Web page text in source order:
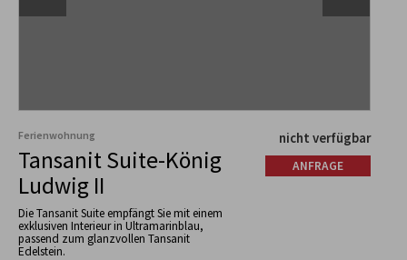
Ferienwohnung
Tansanit Suite-König
Ludwig II
Die Tansanit Suite empfängt Sie mit einem
exklusiven Interieur in Ultramarinblau,
passend zum glanzvollen Tansanit
Edelstein.
nicht verfügbar
ANFRAGE